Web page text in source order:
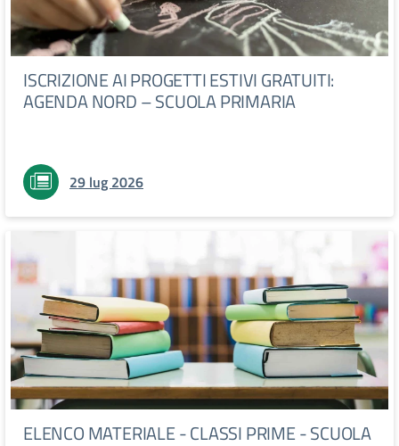
ISCRIZIONE AI PROGETTI ESTIVI GRATUITI:
AGENDA NORD – SCUOLA PRIMARIA
29 lug 2026
ELENCO MATERIALE - CLASSI PRIME - SCUOLA